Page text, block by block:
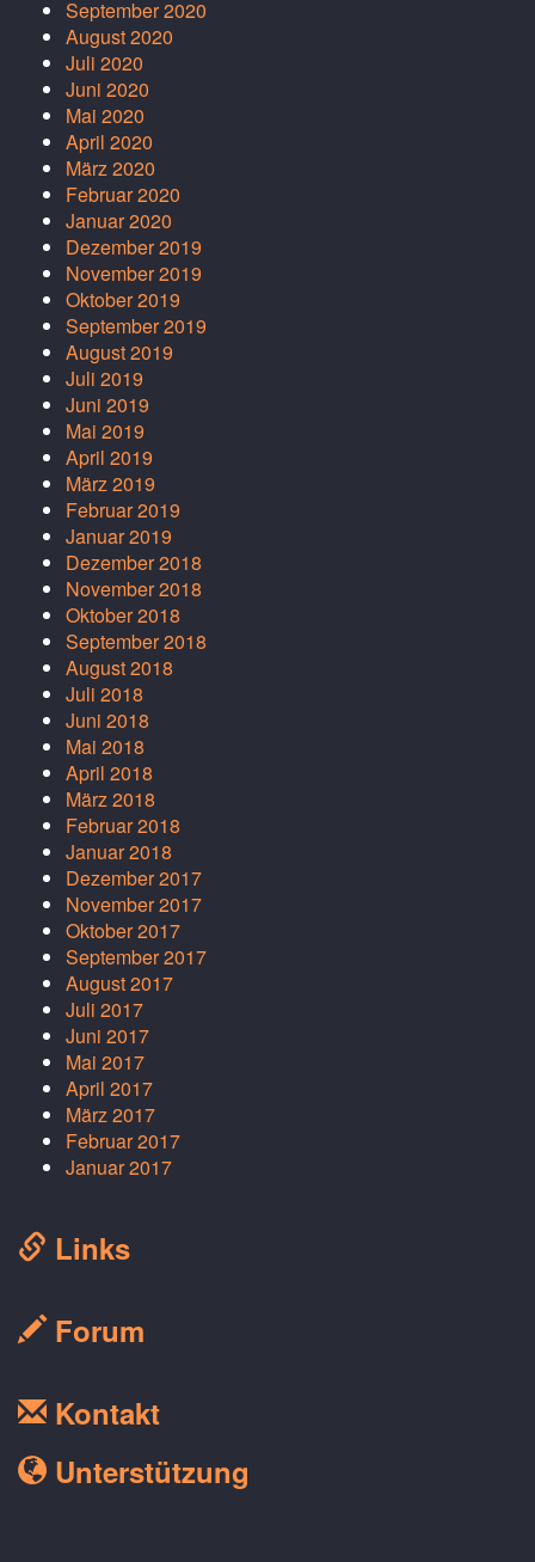
September 2020
August 2020
Juli 2020
Juni 2020
Mai 2020
April 2020
März 2020
Februar 2020
Januar 2020
Dezember 2019
November 2019
Oktober 2019
September 2019
August 2019
Juli 2019
Juni 2019
Mai 2019
April 2019
März 2019
Februar 2019
Januar 2019
Dezember 2018
November 2018
Oktober 2018
September 2018
August 2018
Juli 2018
Juni 2018
Mai 2018
April 2018
März 2018
Februar 2018
Januar 2018
Dezember 2017
November 2017
Oktober 2017
September 2017
August 2017
Juli 2017
Juni 2017
Mai 2017
April 2017
März 2017
Februar 2017
Januar 2017
Links
Forum
Kontakt
Unterstützung